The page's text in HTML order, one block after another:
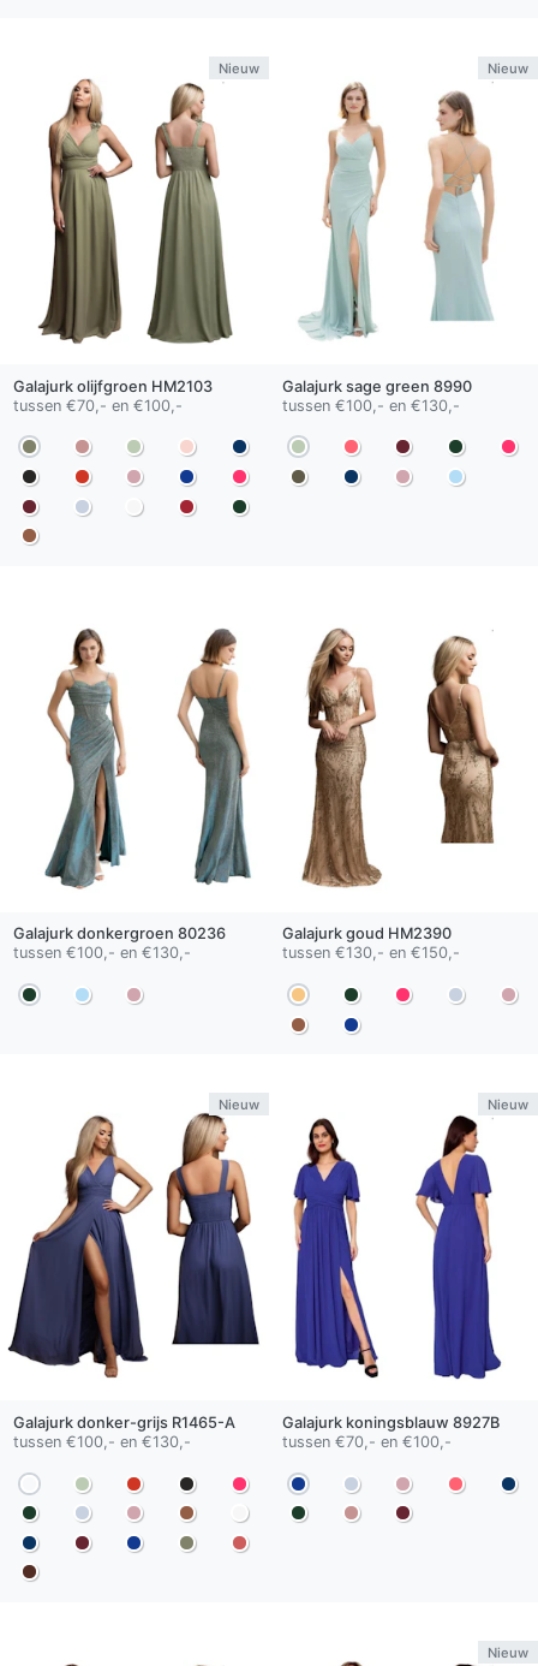
Nieuw
Galajurk olijfgroen HM2103
tussen €70,- en €100,-
Nieuw
Galajurk sage green 8990
tussen €100,- en €130,-
Galajurk donkergroen 80236
tussen €100,- en €130,-
Galajurk goud HM2390
tussen €130,- en €150,-
Nieuw
Galajurk donker-grijsR1465-A
tussen €100,- en €130,-
Nieuw
Galajurk koningsblauw 8927B
tussen €70,- en €100,-
Nieuw